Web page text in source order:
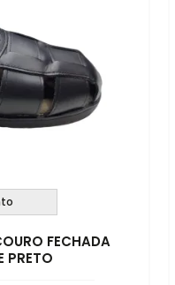
FECHADA
PRETO